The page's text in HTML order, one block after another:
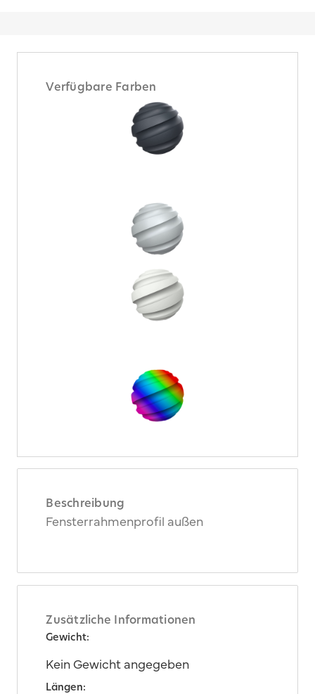
Beschreibung
Fensterrahmenprofil außen
Zusätzliche Informationen
Gewicht:
Kein Gewicht angegeben
Längen:
Verfügbare Farben